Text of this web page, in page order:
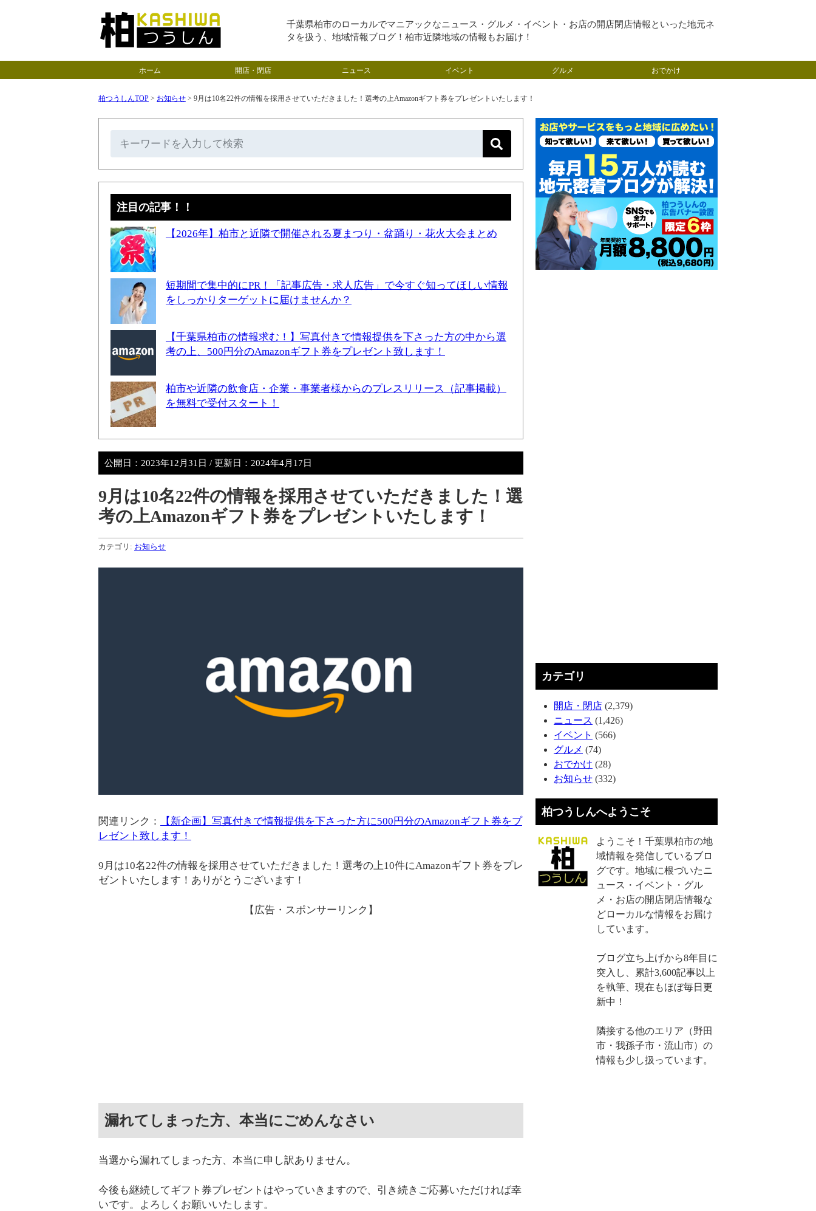
千葉県柏市のローカルでマニアックなニュース・グルメ・イベント・お店の開店閉店情報といった地元ネ
タを扱う、地域情報ブログ！柏市近隣地域の情報もお届け！
ホーム 開店・閉店 ニュース イベント グルメ おでかけ
柏つうしんTOP > お知らせ > 9月は10名22件の情報を採用させていただきました！選考の上Amazonギフト券をプレゼントいたします！
注目の記事！！
【2026年】柏市と近隣で開催される夏まつり・盆踊り・花火大会まとめ
短期間で集中的にPR！「記事広告・求人広告」で今すぐ知ってほしい情報
をしっかりターゲットに届けませんか？
【千葉県柏市の情報求む！】写真付きで情報提供を下さった方の中から選
考の上、500円分のAmazonギフト券をプレゼント致します！
柏市や近隣の飲食店・企業・事業者様からのプレスリリース（記事掲載）
を無料で受付スタート！
公開日： 2023年12月31日 / 更新日： 2024年4月17日
9月は10名22件の情報を採用させていただきました！選
考の上Amazonギフト券をプレゼントいたします！
カテゴリ: お知らせ
関連リンク：
【新企画】写真付きで情報提供を下さった方に500円分のAmazonギフト券をプ
レゼント致します！
9月は10名22件の情報を採用させていただきました！選考の上10件にAmazonギフト券をプレ
ゼントいたします！ありがとうございます！
【広告・スポンサーリンク】
漏れてしまった方、本当にごめんなさい
当選から漏れてしまった方、本当に申し訳ありません。
今後も継続してギフト券プレゼントはやっていきますので、引き続きご応募いただければ幸
いです。よろしくお願いいたします。
カテゴリ
開店・閉店 (2,379)
ニュース (1,426)
イベント (566)
グルメ (74)
おでかけ (28)
お知らせ (332)
柏つうしんへようこそ
ようこそ！千葉県柏市の地
域情報を発信しているブロ
グです。地域に根づいたニ
ュース・イベント・グル
メ・お店の開店閉店情報な
どローカルな情報をお届け
しています。
ブログ立ち上げから8年目に
突入し、累計3,600記事以上
を執筆、現在もほぼ毎日更
新中！
隣接する他のエリア（野田
市・我孫子市・流山市）の
情報も少し扱っています。